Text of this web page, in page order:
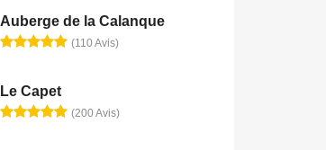
Auberge de la Calanque
(110 Avis)
Le Capet
(200 Avis)